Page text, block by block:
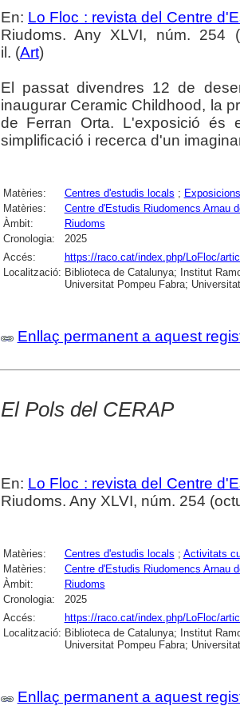
En: Lo Floc : revista del Centre
Riudoms. Any XLVI, núm. 254
il. (Art)
El passat divendres 12 de
inaugurar Ceramic Childhood, la
de Ferran Orta. L'exposició és
simplificació i recerca d'un
Matèries: Centres d'estudis locals ;
Matèries:
Centre d'Estudis Riudomencs Arnau
Àmbit:
Riudoms
Cronologia:
2025
Accés:
https://raco.cat/index.php/LoFloc/
Localització: Biblioteca de Catalunya; Institut
Universitat Pompeu Fabra;
Enllaç permanent a aquest
El Pols del CERAP
En: Lo Floc : revista del Centre
Riudoms. Any XLVI, núm. 254
Matèries: Centres d'estudis locals ; Activitats
Matèries:
Centre d'Estudis Riudomencs Arnau
Àmbit:
Riudoms
Cronologia:
2025
Accés:
https://raco.cat/index.php/LoFloc/
Localització: Biblioteca de Catalunya; Institut
Universitat Pompeu Fabra;
Enllaç permanent a aquest